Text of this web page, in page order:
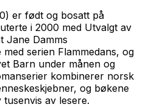
er født og bosatt på
i 2000 med Utvalgt av
Jane Damms
serien Flammedans, og
Barn under månen og
kombinerer norsk
og bøkene
av lesere.